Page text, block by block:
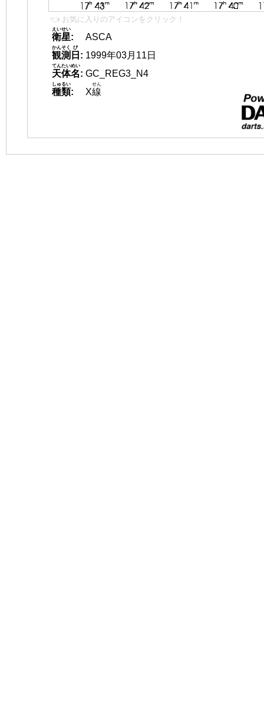
👈 お気に入りのアイコンをクリック！
衛星
えいせい
:
ASCA
観測
かんそく
日
び
: 1999年03月11日
天体名
てんたいめい
: GC_REG3_N4
種類
しゅるい
: X線
せん